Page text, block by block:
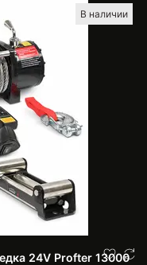
В наличии
24V Profter 13000